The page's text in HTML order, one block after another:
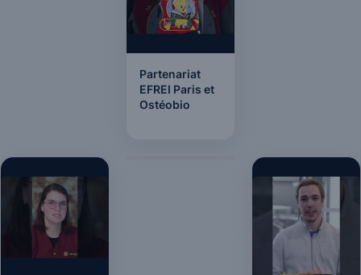
Partenariat
EFREI Paris et
Ostéobio